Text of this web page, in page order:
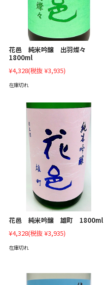
花邑 純米吟醸 出羽燦々
1800ml
¥4,328(税抜 ¥3,935)
在庫切れ
花邑 純米吟醸 雄町 1800ml
¥4,328(税抜 ¥3,935)
在庫切れ